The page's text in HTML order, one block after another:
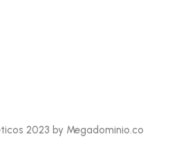
2023 by Megadominio.co